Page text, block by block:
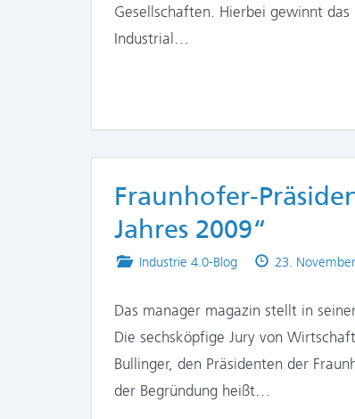
Gesellschaften. Hierbei gewinnt
Industrial…
Fraunhofer-
Jahres 2009“
Posted
Industrie 4.0-Blog
Published
23.
Das manager magazin stellt in
Die sechsköpfige Jury von
Bullinger, den Präsidenten der
der Begründung heißt…